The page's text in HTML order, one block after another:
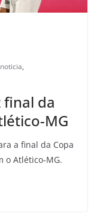
noticia,
final da
MG
a final da Copa
o Atlético-MG.